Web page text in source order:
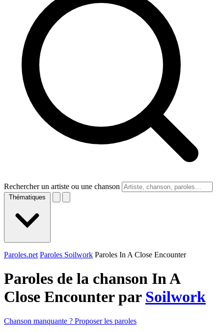
Rechercher un artiste ou une chanson
Thématiques
Paroles.net Paroles Soilwork Paroles In A Close Encounter
Paroles de la chanson In A
Close Encounter par Soilwork
Chanson manquante ? Proposer les paroles